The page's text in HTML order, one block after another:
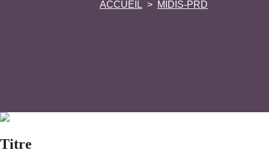
ACCUEIL MIDIS-PRD
Titre